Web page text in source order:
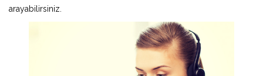
arayabilirsiniz.